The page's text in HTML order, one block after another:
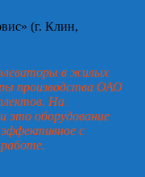
(г. Клин,
в жилых
производства ОАО
На
это оборудование
эффективное с